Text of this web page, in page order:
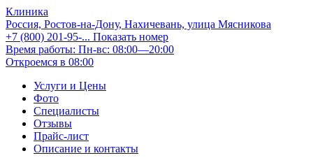
Клиника
Россия, Ростов-на-Дону, Нахичевань, улица Мясникова
+7 (800) 201-95-... Показать номер
Время работы: Пн-вс: 08:00—20:00
Откроемся в 08:00
Услуги и Цены
Фото
Специалисты
Отзывы
Прайс-лист
Описание и контакты